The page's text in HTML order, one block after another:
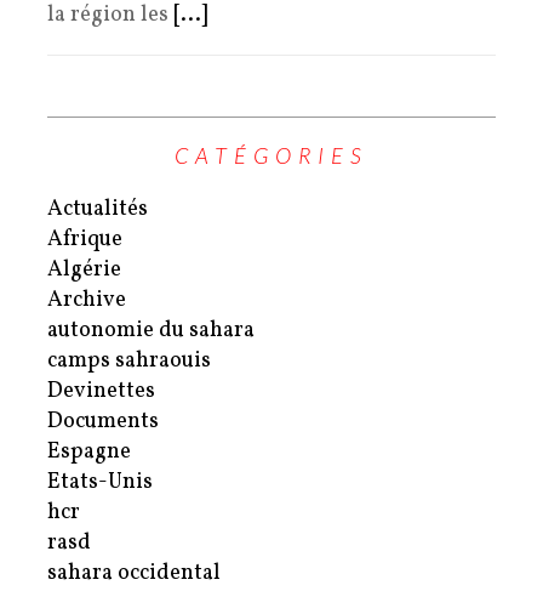
la région les [...]
CATÉGORIES
Actualités
Afrique
Algérie
Archive
autonomie du sahara
camps sahraouis
Devinettes
Documents
Espagne
Etats-Unis
hcr
rasd
sahara occidental